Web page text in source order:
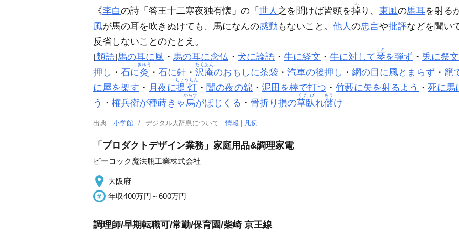
《李白の詩「答王十二寒夜独有懐」の「 世人 之を聞けば皆頭を掉
ふ
り、 東風の馬耳を射る
風が馬の耳を吹きぬけても、馬になんの感動 もないこと。 他人の忠言や批評などを聞い
反省しないことのたとえ。
[類語]馬の耳に風 ・ 馬の耳に念仏 ・ 犬に論語 ・ 牛に経文 ・ 牛に対して琴
こと
を弾ず ・ 兎に祭文
押し ・ 石に灸
きゅう
・ 石に針 ・ 沢庵
たくあん
のおもしに茶袋 ・ 汽車の後押し ・ 網の目に風とまらず ・ 籠
に屋を架す ・ 月夜に提灯
ちょうちん
・ 闇の夜の錦 ・ 泥田を棒で打つ ・ 竹藪に矢を射るよう ・ 死に馬
う ・ 権兵衛が種蒔きゃ烏
からす
がほじくる ・ 骨折り損の草臥
くたび
れ儲
もう
け
出典 小学館 デジタル大辞泉について情報 凡例
「プロダクトデザイン業務」家庭用品&調理家電
ピーコック魔法瓶工業株式会社
大阪府
年収400万円～600万円
調理師/早期転職可/常勤/保育園/柴崎 京王線